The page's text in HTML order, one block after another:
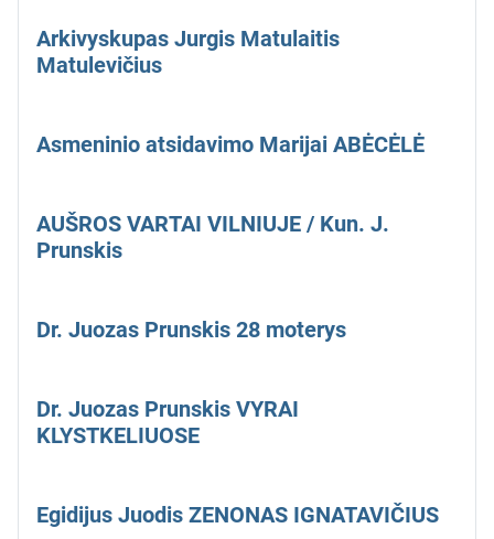
Arkivyskupas Jurgis Matulaitis
Matulevičius
Asmeninio atsidavimo Marijai ABĖCĖLĖ
AUŠROS VARTAI VILNIUJE / Kun. J.
Prunskis
Dr. Juozas Prunskis 28 moterys
Dr. Juozas Prunskis VYRAI
KLYSTKELIUOSE
Egidijus Juodis ZENONAS IGNATAVIČIUS